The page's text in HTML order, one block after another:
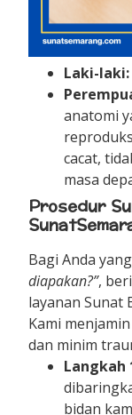
Laki-laki:
anatomi
cacat,
masa
Prosedur
Bagi Anda
diapakan?”,
layanan Sunat
Kami
dan minim
Langkah
bidan